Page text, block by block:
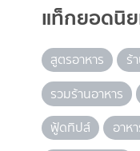
แท็กยอดนิ
สูตรอาหาร
ร้
รวมร้านอาหาร
ฟู้ดทิปส์
อาห